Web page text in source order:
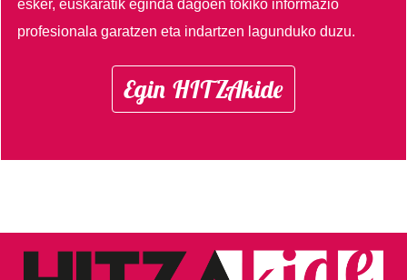
esker, euskaratik eginda dagoen tokiko informazio
profesionala garatzen eta indartzen lagunduko duzu.
Egin HITZAkide